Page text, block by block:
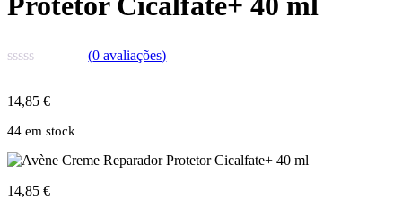
(0 avaliações)
14,85 €
44 em stock
14,85 €